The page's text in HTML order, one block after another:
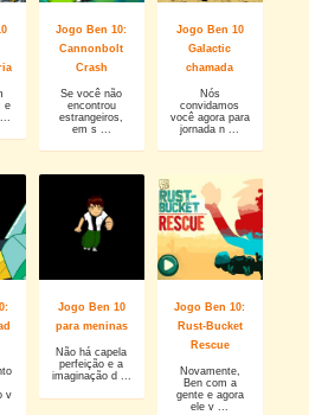
e
Jogo Ben 10:
Cannonbolt
Crash
Se você não
encontrou
estrangeiros,
em s ...
Jogo Ben 10
Galactic
chamada
Nós
convidamos
você agora para
jornada n ...
v
Jogo Ben 10
para meninas
Não há capela
perfeição e a
imaginação d ...
Jogo Ben 10:
Rust-Bucket
Rescue
Novamente,
Ben com a
gente e agora
ele v ...